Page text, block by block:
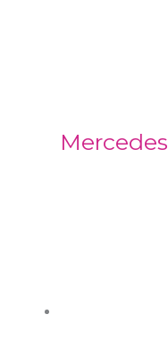
Mercedes